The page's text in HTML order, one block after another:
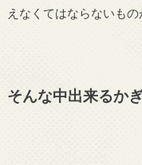
えなくてはならないもの
そんな中出来るか